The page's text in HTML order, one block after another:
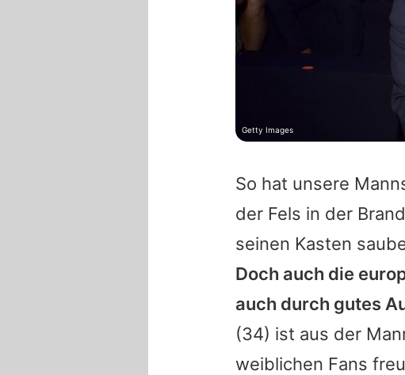
So hat unsere
der Fels in der
seinen Kasten
Doch auch die
auch durch gutes
(34) ist aus der
weiblichen Fans
Getty Images